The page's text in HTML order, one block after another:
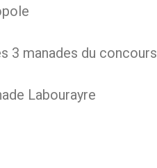
3 manades du concours
Labourayre